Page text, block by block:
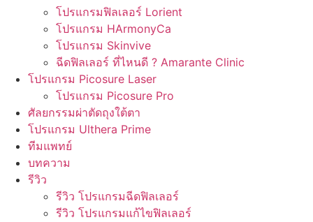
โปรแกรมฟิลเลอร์ Lorient
โปรแกรม HArmonyCa
โปรแกรม Skinvive
ฉีดฟิลเลอร์ ที่ไหนดี ? Amarante Clinic
โปรแกรม Picosure Laser
โปรแกรม Picosure Pro
ศัลยกรรมผ่าตัดถุงใต้ตา
โปรแกรม Ulthera Prime
ทีมแพทย์
บทความ
รีวิว
รีวิว โปรแกรมฉีดฟิลเลอร์
รีวิว โปรแกรมแก้ไขฟิลเลอร์